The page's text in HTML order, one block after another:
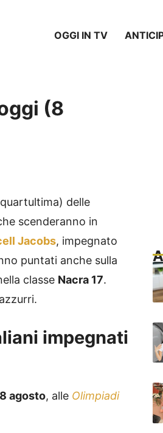
OGGI IN TV
(8
delle
scenderanno in
Jacobs, impegnato
puntati anche sulla
classe Nacra 17.
impegnati
agosto, alle Olimpiadi